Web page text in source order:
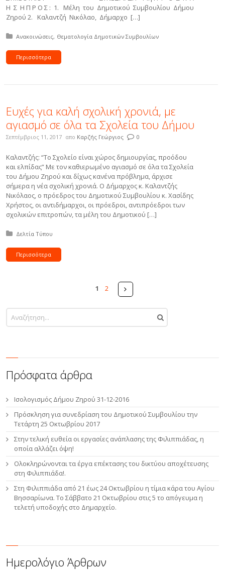
Η Σ Η Π Ρ Ο Σ : 1. Mέλη του Δημοτικού Συμβουλίου Δήμου
Ζηρού 2. Καλαντζή Νικόλαο, Δήμαρχο […]
Δημοσιεύτηκε σε:
Ανακοινώσεις Θεματολογία Δημοτικών Συμβουλίων
Περισσότερα
Ευχές για καλή σχολική χρονιά, με
αγιασμό σε όλα τα Σχολεία του Δήμου
Σεπτέμβριος 11, 2017 απο Καρζής Γεώργιος 0
Καλαντζής: “Το Σχολείο είναι χώρος δημιουργίας, προόδου
και ελπίδας” Με τον καθιερωμένο αγιασμό σε όλα τα Σχολεία
του Δήμου Ζηρού και δίχως κανένα πρόβλημα, άρχισε
σήμερα η νέα σχολική χρονιά. Ο Δήμαρχος κ. Καλαντζής
Νικόλαος, ο πρόεδρος του Δημοτικού Συμβουλίου κ. Χασίδης
Χρήστος, οι αντιδήμαρχοι, οι πρόεδροι, αντιπρόεδροι των
σχολικών επιτροπών, τα μέλη του Δημοτικού […]
Δημοσιεύτηκε σε:
Δελτία Τύπου
Περισσότερα
Σελίδες
1 2 Next
Πρόσφατα άρθρα
Ισολογισμός Δήμου Ζηρού 31-12-2016
Πρόσκληση για συνεδρίαση του Δημοτικού Συμβουλίου την
Τετάρτη 25 Οκτωβρίου 2017
Στην τελική ευθεία οι εργασίες ανάπλασης της Φιλιππιάδας, η
οποία αλλάζει όψη!
Ολοκληρώνονται τα έργα επέκτασης του δικτύου αποχέτευσης
στη Φιλιππιάδα!.
Στη Φιλιππιάδα από 21 έως 24 Οκτωβρίου η τίμια κάρα του Αγίου
Βησσαρίωνα. Το Σάββατο 21 Οκτωβρίου στις 5 το απόγευμα η
τελετή υποδοχής στο Δημαρχείο.
Ημερολόγιο Άρθρων